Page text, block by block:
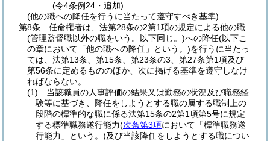
(令4条例24・追加)
(他の職への降任を行うに当たって遵守すべき基準)
第8条
任命権者は、法第28条の2第1項の規定による他の職
(管理監督職以外の職をいう。以下同じ。)への降任(以下こ
の章において「他の職への降任」という。)を行うに当たっ
ては、法第13条、第15条、第23条の3、第27条第1項及び
第56条に定めるもののほか、次に掲げる基準を遵守しなけ
ればならない。
(1)
当該職員の人事評価の結果又は勤務の状況及び職務経
験等に基づき、降任をしようとする職の属する職制上の
段階の標準的な職に係る法第15条の2第1項第5号に規定
する標準職務遂行能力(次条第3項において「標準職務遂
行能力」という。)及び当該降任をしようとする職につい